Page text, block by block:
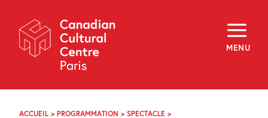
Navigation
MENU
About
Programming
Off-Site
Explore
Archives
ACCUEIL > PROGRAMMATION > SPECTACLE >